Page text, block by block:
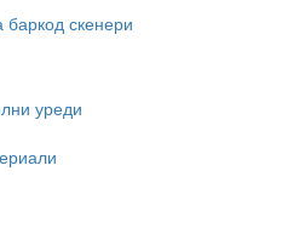
баркод скенери
уреди